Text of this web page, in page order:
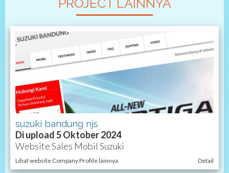
suzuki bandung njs
Di upload 5 Oktober 2024
Website Sales Mobil Suzuki
Lihat website Company Profile lainnya Detail